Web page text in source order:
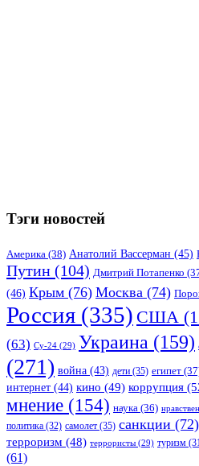
Тэги новостей
Америка (38) Анатолий Вассерман (45)
Путин (104) Дмитрий Потапенко
(46) Крым (76) Москва (74)
Россия (335) США
(63) Су-24 (29) Украина (159)
(271) война (43) дети (35) египет
интернет (44) кино (49) коррупция
мнение (154) наука (36)
политика (32) самолет (35) санкции (72)
терроризм (48) террористы (29) туризм
(61)